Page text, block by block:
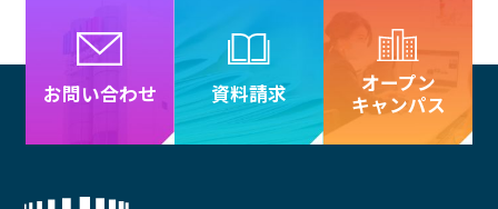
お問い合わせ 資料請求
オープン
キャンパス